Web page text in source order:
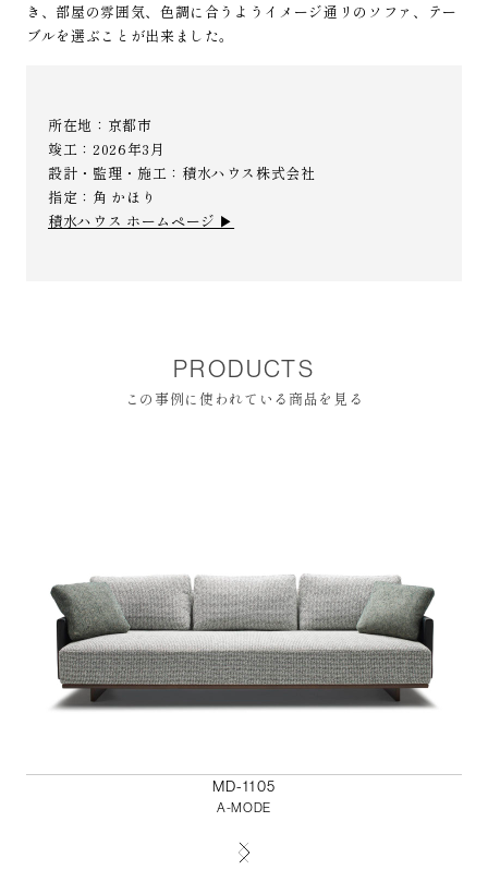
き、部屋の雰囲気、色調に合うようイメージ通リのソファ、テー
ブルを選ぶことが出来ました。
所在地：京都市
竣工：2026年3月
設計・監理・施工：積水ハウス株式会社
指定：角 かほり
積水ハウス ホームページ ▶︎
PRODUCTS
この事例に使われている商品を見る
MD-1105
A-MODE